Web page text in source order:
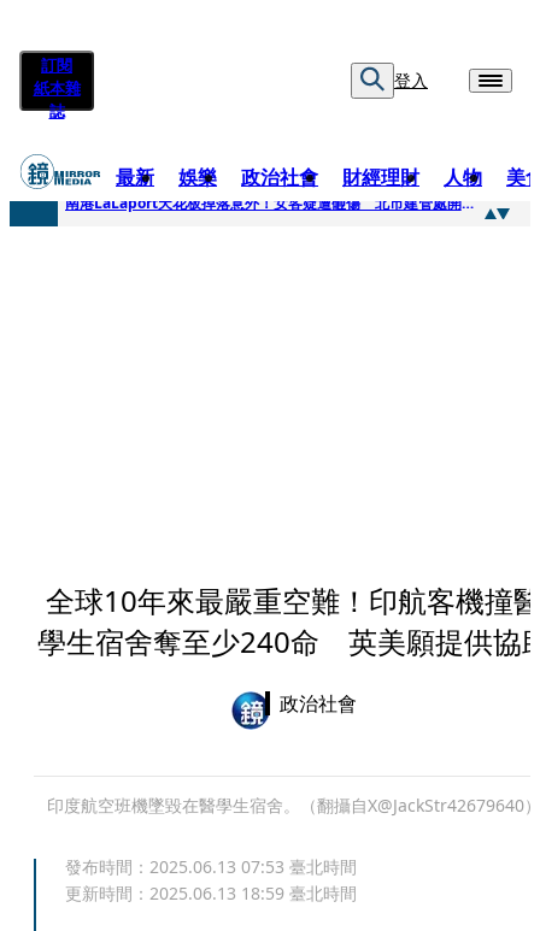
訂閱
紙本雜
誌
登入
最新 娛樂 政治社會 財經理財 人物 美
快訊
南港LaLaport天花板掉落意外！女客疑遭砸傷 北市建管處開罰30萬
全球10年來最嚴重空難！印航客機撞
學生宿舍奪至少240命 英美願提供協
政治社會
印度航空班機墜毀在醫學生宿舍。（翻攝自X@JackStr42679640）
發布時間： 2025.06.13 07:53 臺北時間
更新時間： 2025.06.13 18:59 臺北時間